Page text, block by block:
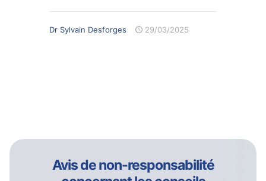
Dr Sylvain Desforges 29/03/2025
Avis de non-responsabilité